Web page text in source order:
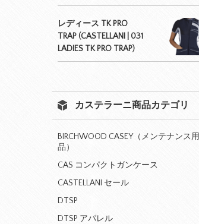
レディース TK PRO
TRAP (CASTELLANI | 031
LADIES TK PRO TRAP)
カステラーニ商品カテゴリ
BIRCHWOOD CASEY（メンテナンス用
品）
CAS コンパクトガンケース
CASTELLANI セール
DTSP
DTSP アパレル